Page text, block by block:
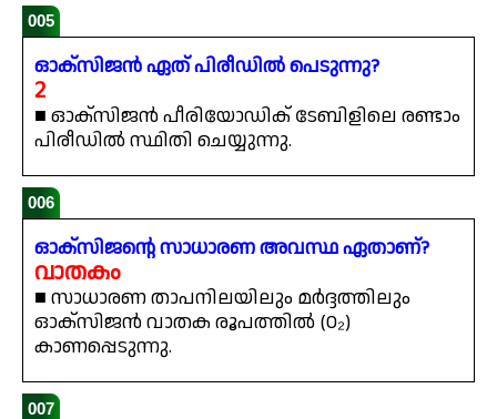
005
ഓക്സിജൻ ഏത് പിരീഡിൽ പെടുന്നു?
2
■ ഓക്സിജൻ പീരിയോഡിക് ടേബിളിലെ രണ്ടാം
പിരീഡിൽ സ്ഥിതി ചെയ്യുന്നു.
006
ഓക്സിജന്റെ സാധാരണ അവസ്ഥ ഏതാണ്?
വാതകം
■ സാധാരണ താപനിലയിലും മർദ്ദത്തിലും
ഓക്സിജൻ വാതക രൂപത്തിൽ (O₂)
കാണപ്പെടുന്നു.
007